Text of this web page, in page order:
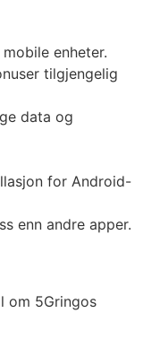
enheter.
tilgjengelig
data og
for Android-
enn andre apper.
om 5Gringos